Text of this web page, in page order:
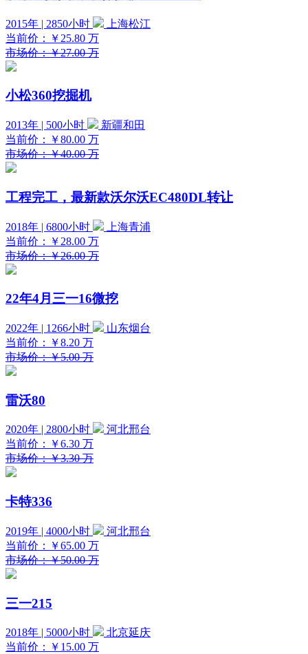
2015年 | 2850小时
上海松江
当前价：
￥25.80 万
市场价：￥27.00 万
小松360挖掘机
2013年 | 500小时
新疆和田
当前价：
￥80.00 万
市场价：￥40.00 万
工程完工，最新款沃尔沃EC480DL转让
2018年 | 6800小时
上海青浦
当前价：
￥28.00 万
市场价：￥26.00 万
22年4月三一16微挖
2022年 | 1266小时
山东烟台
当前价：
￥8.20 万
市场价：￥5.00 万
雷沃80
2020年 | 2800小时
河北邢台
当前价：
￥6.30 万
市场价：￥3.30 万
卡特336
2019年 | 4000小时
河北邢台
当前价：
￥65.00 万
市场价：￥50.00 万
三一215
2018年 | 5000小时
北京延庆
当前价：
￥15.00 万